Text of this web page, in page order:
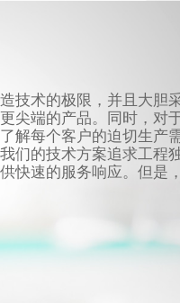
技术的极限，并且大胆
尖端的产品。同时，对
解每个客户的迫切生产
们的技术方案追求工程
快速的服务响应。但是